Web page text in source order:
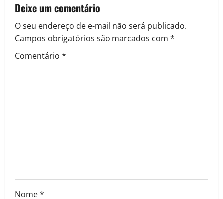
Deixe um comentário
O seu endereço de e-mail não será publicado.
Campos obrigatórios são marcados com *
Comentário *
Nome*